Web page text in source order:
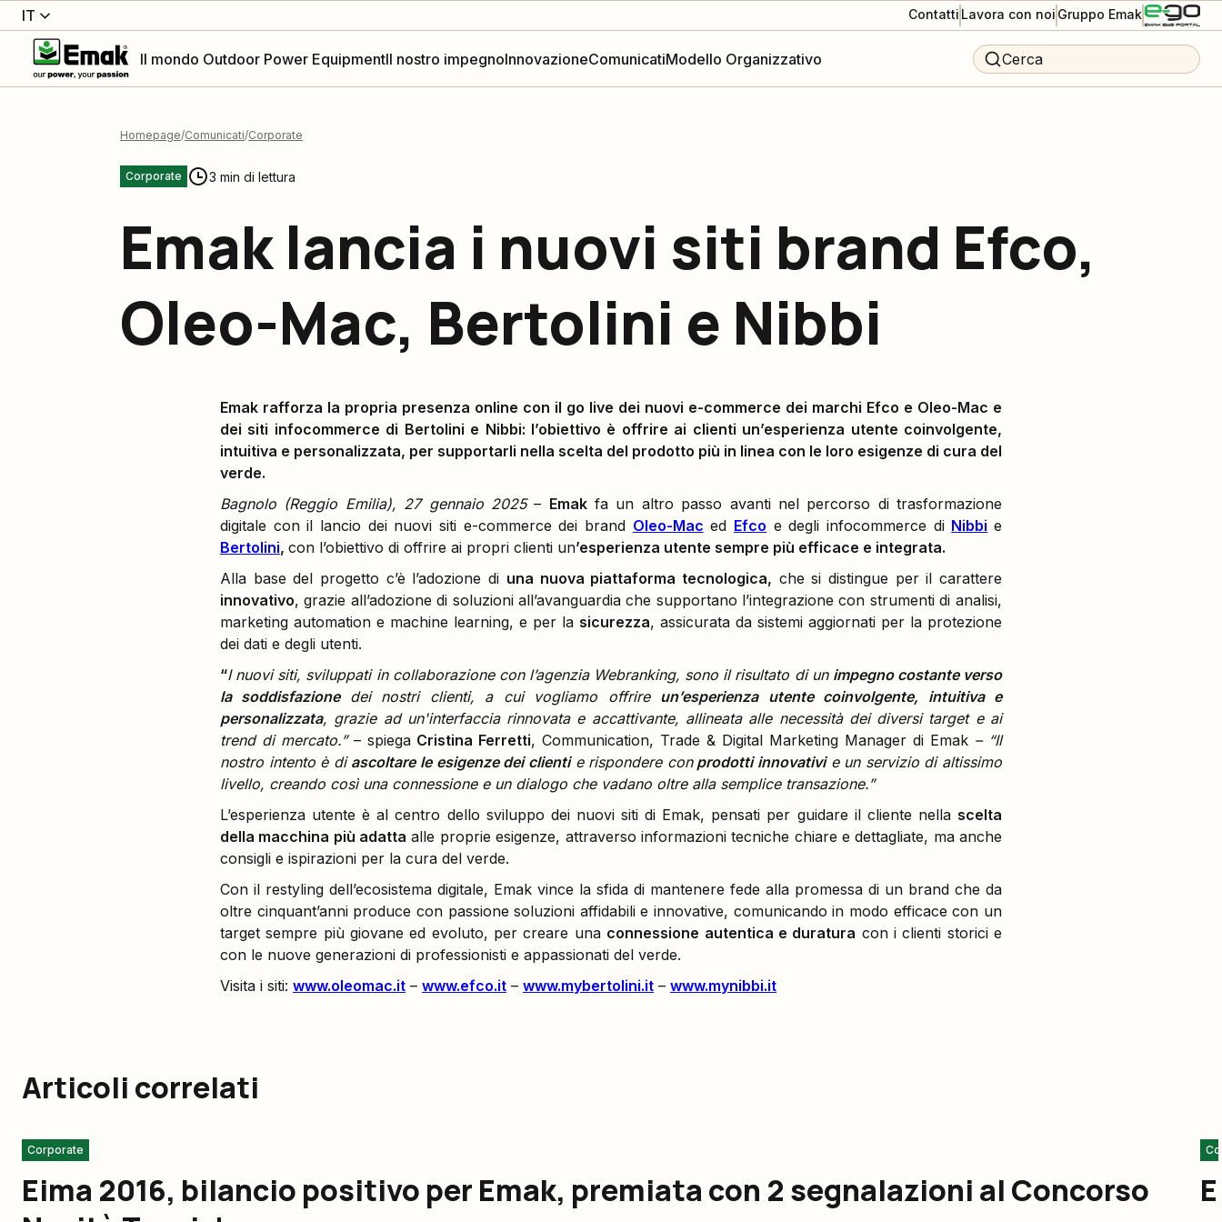
IT Contatti Lavora con noi Gruppo Emak
Il mondo Outdoor Power EquipmentIl nostro impegnoInnovazioneComunicatiModello Organizzativo Cerca
Homepage Comunicati Corporate
Corporate 3 min di lettura
Emak lancia i nuovi siti brand Efco,
Oleo-Mac, Bertolini e Nibbi
Emak rafforza la propria presenza online con il go live dei nuovi e-commerce dei marchi Efco e Oleo-Mac e
dei siti infocommerce di Bertolini e Nibbi: l’obiettivo è offrire ai clienti un’esperienza utente coinvolgente,
intuitiva e personalizzata, per supportarli nella scelta del prodotto più in linea con le loro esigenze di cura del
verde.
Bagnolo (Reggio Emilia), 27 gennaio 2025– Emakfa un altro passo avanti nel percorso di trasformazione
digitale con il lancio dei nuovi siti e-commerce dei brand Oleo-Mac ed Efco e degli infocommerce di Nibbi e
Bertolini, con l’obiettivo di offrire ai propri clienti un’esperienza utente sempre più efficace e integrata.
Alla base del progetto c’è l’adozione di una nuova piattaforma tecnologica, che si distingue per il carattere
innovativo, grazie all’adozione di soluzioni all’avanguardia che supportano l’integrazione con strumenti di analisi,
marketing automation e machine learning, e per la sicurezza, assicurata da sistemi aggiornati per la protezione
dei dati e degli utenti.
“I nuovi siti, sviluppati in collaborazione con l’agenzia Webranking, sono il risultato di un impegno costante verso
la soddisfazione dei nostri clienti, a cui vogliamo offrire un’esperienza utente coinvolgente, intuitiva e
personalizzata, grazie ad un'interfaccia rinnovata e accattivante, allineata alle necessità dei diversi target e ai
trend di mercato.” – spiega Cristina Ferretti, Communication, Trade & Digital Marketing Manager di Emak – “Il
nostro intento è di ascoltare le esigenze dei clientie rispondere conprodotti innovativie un servizio di altissimo
livello, creando così una connessione e un dialogo che vadano oltre alla semplice transazione.”
L’esperienza utente è al centro dello sviluppo dei nuovi siti di Emak, pensati per guidare il cliente nella scelta
della macchina più adatta alle proprie esigenze, attraverso informazioni tecniche chiare e dettagliate, ma anche
consigli e ispirazioni per la cura del verde.
Con il restyling dell’ecosistema digitale, Emak vince la sfida di mantenere fede alla promessa di un brand che da
oltre cinquant’anni produce con passione soluzioni affidabili e innovative, comunicando in modo efficace con un
target sempre più giovane ed evoluto, per creare una connessione autentica e duratura con i clienti storici e
con le nuove generazioni di professionisti e appassionati del verde.
Visita i siti: www.oleomac.it – www.efco.it – www.mybertolini.it – www.mynibbi.it
Articoli correlati
Corporate
Eima 2016, bilancio positivo per Emak, premiata con 2 segnalazioni al Concorso